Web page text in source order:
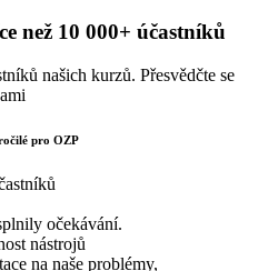
než 10 000+ účastníků
našich kurzů. Přesvědčte se
pro OZP
očekávání.
nástrojů
na naše problémy,